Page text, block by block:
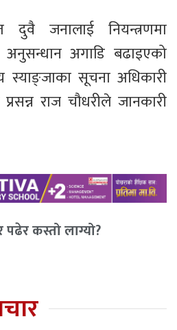
दुवै जनालाई नियन्त्रणमा
अगाडि बढाइएको
स्याङ्जाका सूचना अधिकारी
राज चौधरीले जानकारी
पढेर कस्तो लाग्यो?